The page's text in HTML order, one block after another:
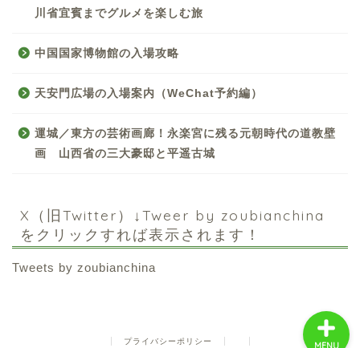
川省宜賓までグルメを楽しむ旅
中国国家博物館の入場攻略
天安門広場の入場案内（WeChat予約編）
運城／東方の芸術画廊！永楽宮に残る元朝時代の道教壁
画 山西省の三大豪邸と平遥古城
X（旧Twitter）↓Tweer by zoubianchina
をクリックすれば表示されます！
Tweets by zoubianchina
プライバシーポリシー
中国旅行の情報案内